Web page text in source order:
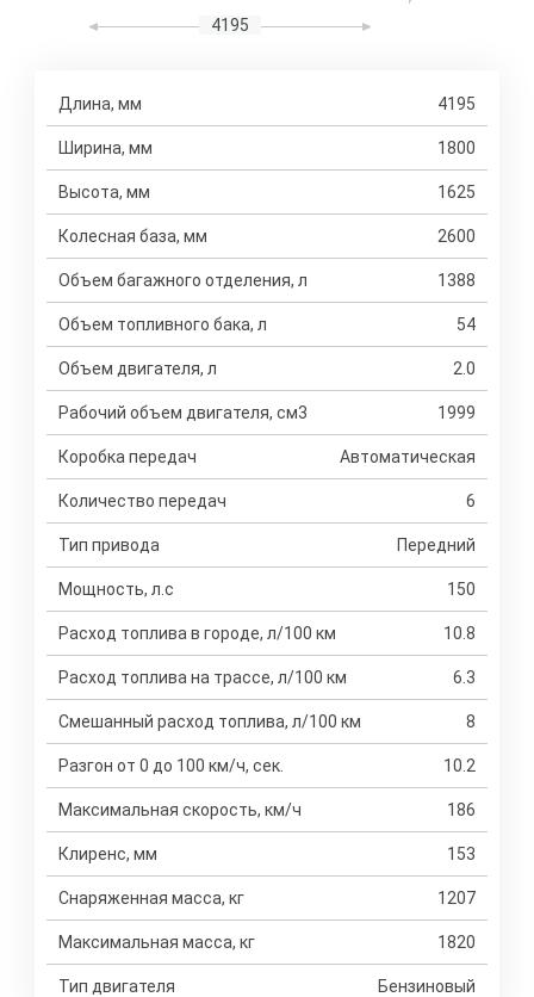
4195
Длина, мм 4195
Ширина, мм 1800
Высота, мм 1625
Колесная база, мм 2600
Объем багажного отделения, л 1388
Объем топливного бака, л 54
Объем двигателя, л 2.0
Рабочий объем двигателя, см3 1999
Коробка передач Автоматическая
Количество передач 6
Тип привода Передний
Мощность, л.с 150
Расход топлива в городе, л/100 км 10.8
Расход топлива на трассе, л/100 км 6.3
Смешанный расход топлива, л/100 км 8
Разгон от 0 до 100 км/ч, сек. 10.2
Максимальная скорость, км/ч 186
Клиренс, мм 153
Снаряженная масса, кг 1207
Максимальная масса, кг 1820
Тип двигателя Бензиновый